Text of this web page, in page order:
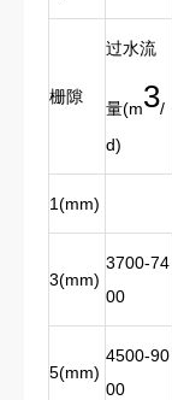
栅隙
过水流
量(m3/
d)
1(mm)
3(mm)
3700-74
00
5(mm)
4500-90
00